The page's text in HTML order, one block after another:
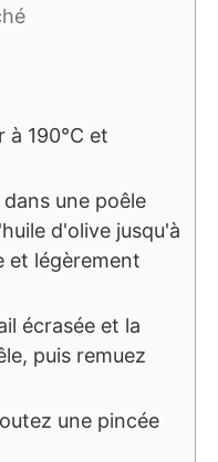
190°C et
une poêle
d'olive jusqu'à
et légèrement
écrasée et la
puis remuez
une pincée